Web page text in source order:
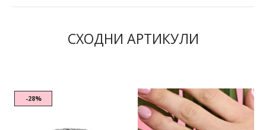
СХОДНИ АРТИКУЛИ
-28%